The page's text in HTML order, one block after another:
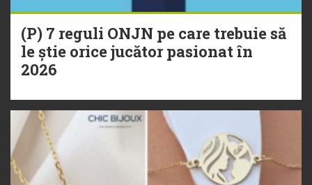
(P) 7 reguli ONJN pe care trebuie să
le știe orice jucător pasionat în
2026